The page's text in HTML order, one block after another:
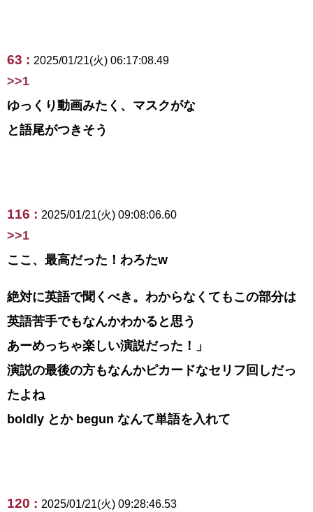
63 : 2025/01/21(火) 06:17:08.49
>>1
ゆっくり動画みたく、マスクがな
と語尾がつきそう
116 : 2025/01/21(火) 09:08:06.60
>>1
ここ、最高だった！わろたw
絶対に英語で聞くべき。わからなくてもこの部分は
英語苦手でもなんかわかると思う
あーめっちゃ楽しい演説だった！」
演説の最後の方もなんかピカードなセリフ回しだっ
たよね
boldly とか begun なんて単語を入れて
120 : 2025/01/21(火) 09:28:46.53